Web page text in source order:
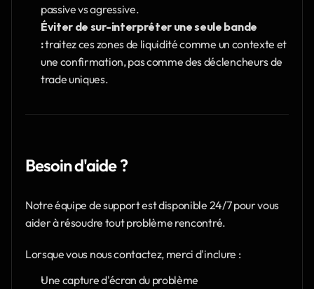
passive vs agressive.
Éviter de sur-interpréter une seule bande
: traitez ces zones de liquidité comme un contexte et
une confirmation, pas comme des déclencheurs de
trade uniques.
Besoin d'aide ?
Notre équipe de support est disponible 24/7 pour vous
aider à résoudre tout problème rencontré.
Lorsque vous nous contactez, merci d'inclure :
Une capture d'écran du problème